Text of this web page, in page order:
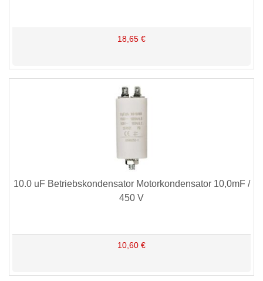
18,65 €
10.0 uF Betriebskondensator Motorkondensator 10,0mF /
450 V
10,60 €